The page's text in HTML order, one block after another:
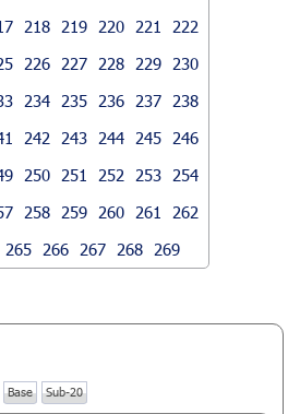
218 219 220 221
222
226 227 228 229
230
234 235 236 237
238
242 243 244 245
246
250 251 252 253
254
258 259 260 261
262
265 266 267 268 269
Base Sub-20